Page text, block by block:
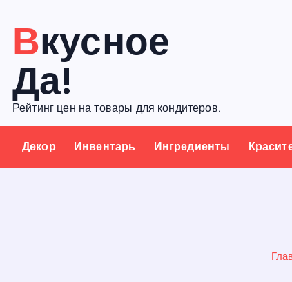
с
Вкусное
Да!
Рейтинг цен на товары для кондитеров.
Декор Инвентарь Ингредиенты